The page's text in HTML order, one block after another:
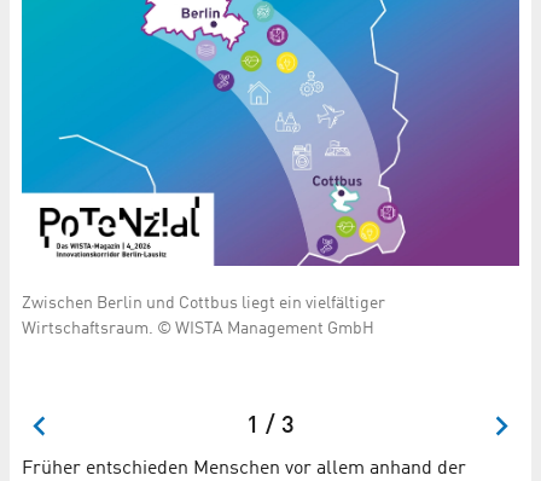
Zwischen Berlin und Cottbus liegt ein vielfältiger
Wirtschaftsraum. © WISTA Management GmbH
1 / 3
Früher entschieden Menschen vor allem anhand der